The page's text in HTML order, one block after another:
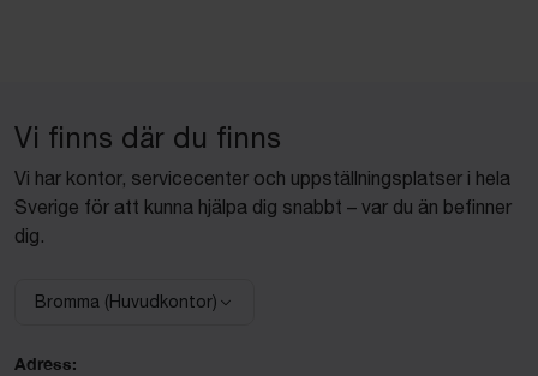
Vi finns där du finns
Vi har kontor, servicecenter och uppställningsplatser i hela
Sverige för att kunna hjälpa dig snabbt – var du än befinner
dig.
Välj anläggning:
Bromma (Huvudkontor)
Adress: